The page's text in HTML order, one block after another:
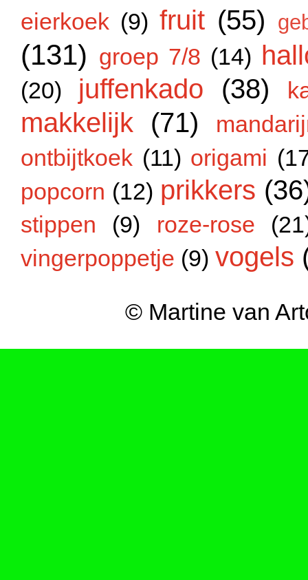
eierkoek (9) fruit (55)
(131) groep 7/8 (14)
(20) juffenkado (38)
makkelijk (71)
ontbijtkoek (11) origami
popcorn (12) prikkers
stippen (9) roze-rose
vingerpoppetje (9) vogels
© Martine van